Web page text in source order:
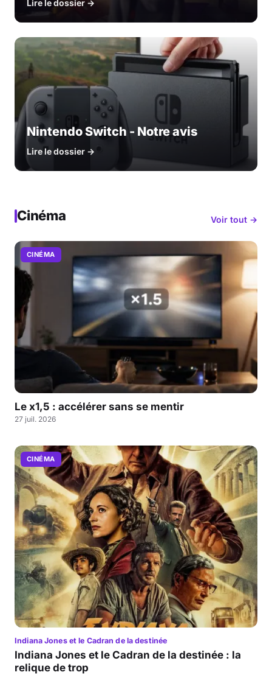
Lire le dossier →
Nintendo Switch - Notre avis
Lire le dossier →
Cinéma Voir tout →
CINÉMA
Le x1,5 : accélérer sans se mentir
27 juil. 2026
CINÉMA
Indiana Jones et le Cadran de la destinée
Indiana Jones et le Cadran de la destinée : la
relique de trop